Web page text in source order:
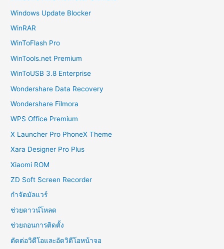
Windows Update Blocker
WinRAR
WinToFlash Pro
WinTools.net Premium
WinToUSB 3.8 Enterprise
Wondershare Data Recovery
Wondershare Filmora
WPS Office Premium
X Launcher Pro PhoneX Theme
Xara Designer Pro Plus
Xiaomi ROM
ZD Soft Screen Recorder
กำจัดมัลแวร์
ช่วยดาวน์โหลด
ช่วยถอนการติดตั้ง
ตัดต่อวิดีโอและอัดวิดีโอหน้าจอ